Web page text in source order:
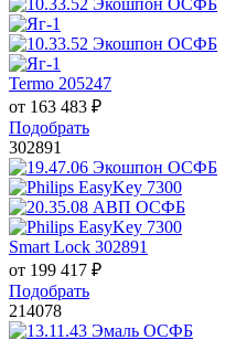
Termo 205247
от 163 483 ₽
Подобрать
302891
Smart Lock 302891
от 199 417 ₽
Подобрать
214078